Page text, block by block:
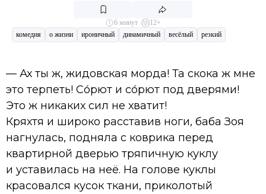
6 минут
12+
комедия
о жизни ироничный динамичный весёлый резкий
— Ах ты ж, жидовская морда! Та скока ж мне
это терпеть! Со́рют и со́рют под дверями!
Это ж никаких сил не хватит!
Кряхтя и широко расставив ноги, баба Зоя
нагнулась, подняла с коврика перед
квартирной дверью тряпичную куклу
и уставилась на неё. На голове куклы
красовался кусок ткани, приколотый